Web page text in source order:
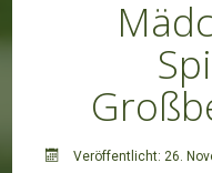
Veröffentlicht: 26.